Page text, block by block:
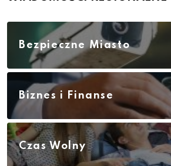
Bezpieczne Miasto
Biznes i Finanse
Czas Wolny